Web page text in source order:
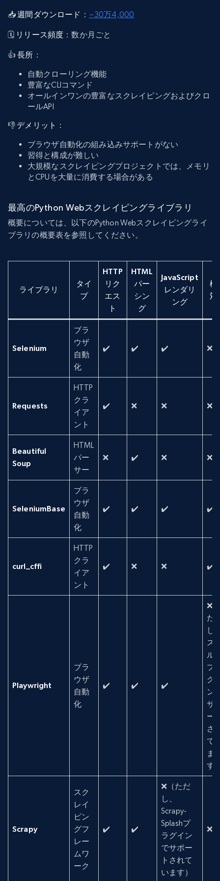
📥週間ダウンロード ： ~30万4,000
🗓️ リリース頻度 ：数か月ごと
👍長所 ：
自動クローリング機能
豊富なCLIコマンド
オールインワンの豊富なスクレイピングおよびクロ
ールAPI
👎 デメリット ：
ブラウザ自動化の組み込みサポートがない
習得と構成が難しい
大規模なスクレイピングプロジェクトでは、メモリ
とCPUを大量に消費する場合がある
最高のPython Webスクレイピングライブラリ
概要については、以下のPython Webスクレイピングライ
ブラリの概要表を参照してください。
ライブラリ
タイ
プ
HTTP
リク
エス
ト
HTML
パー
シン
グ
JavaScript
レンダリ
ング
検
対
Selenium
ブラ
ウザ
自動
化
✔️ ✔️ ✔️ ❌
Requests
HTTP
クラ
イア
ント
✔️ ❌ ❌ ❌
Beautiful
Soup
HTML
パー
サー
❌ ✔️ ❌ ❌
SeleniumBase
ブラ
ウザ
自動
化
✔️ ✔️ ✔️ ✔️
curl_cffi
HTTP
クラ
イア
ント
✔️ ❌ ❌ ✔️
Playwright
ブラ
ウザ
自動
化
✔️ ✔️ ✔️
❌
だ
し
ス
ル
プ
グ
ン
サ
ー
さ
て
ま
す
Scrapy
スク
レイ
ピン
グフ
レー
ムワ
ーク
✔️ ✔️
❌（ただ
し、
Scrapy-
Splashプ
ラグイン
でサポー
トされて
います）
❌